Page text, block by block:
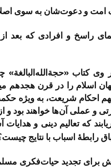
امت و دعوت‌شان به سوی
راسخ و افرادی که بعد
وی کتاب «حجة­الله­‌البالغة»
اسلام را در قرن هجدهم
احکام شریعت، به ویژه
و عملی آن­‌ها خواهند بود
که تعالیم دینی و
رابطۀ اسباب با نتایج
برای تجدید حیات­‌فکری